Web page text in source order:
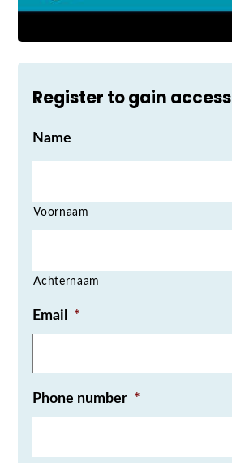
Register to gain access
Name
Voornaam
Achternaam
Email *
Phone number *